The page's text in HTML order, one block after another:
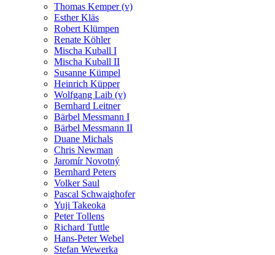
Thomas Kemper (v)
Esther Kläs
Robert Klümpen
Renate Köhler
Mischa Kuball I
Mischa Kuball II
Susanne Kümpel
Heinrich Küpper
Wolfgang Laib (v)
Bernhard Leitner
Bärbel Messmann I
Bärbel Messmann II
Duane Michals
Chris Newman
Jaromír Novotný
Bernhard Peters
Volker Saul
Pascal Schwaighofer
Yuji Takeoka
Peter Tollens
Richard Tuttle
Hans-Peter Webel
Stefan Wewerka